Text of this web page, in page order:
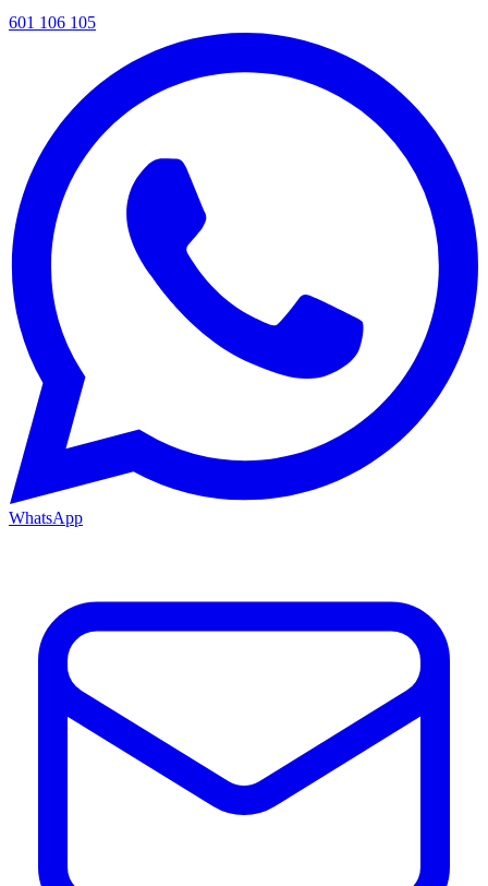
601 106 105
WhatsApp